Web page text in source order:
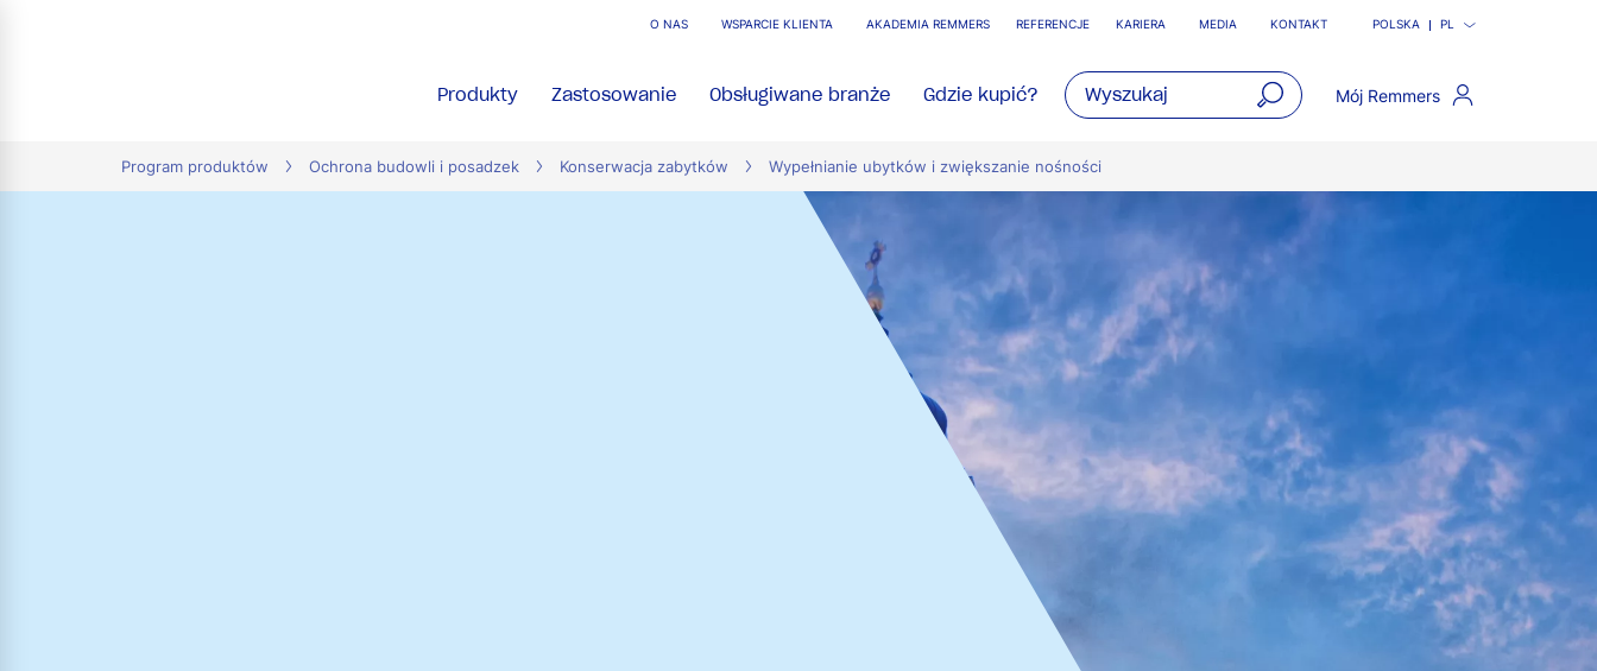
O NAS WSPARCIE KLIENTA AKADEMIA REMMERS REFERENCJE KARIERA MEDIA KONTAKT POLSKA PL
Produkty Zastosowanie Obsługiwane branże Gdzie kupić? Mój Remmers
Program produktów Ochrona budowli i posadzek Konserwacja zabytków Wypełnianie ubytków i zwiększanie nośności